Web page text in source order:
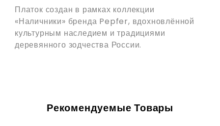
Платок создан в рамках коллекции
«Наличники» бренда Pepfer, вдохновлённой
культурным наследием и традициями
деревянного зодчества России.
Рекомендуемые Товары